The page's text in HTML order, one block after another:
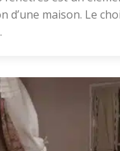
d’une maison. Le